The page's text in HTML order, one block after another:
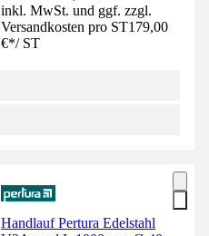
inkl. MwSt. und ggf. zzgl.
Versandkosten pro ST179,00
€*/ ST
Handlauf Pertura Edelstahl